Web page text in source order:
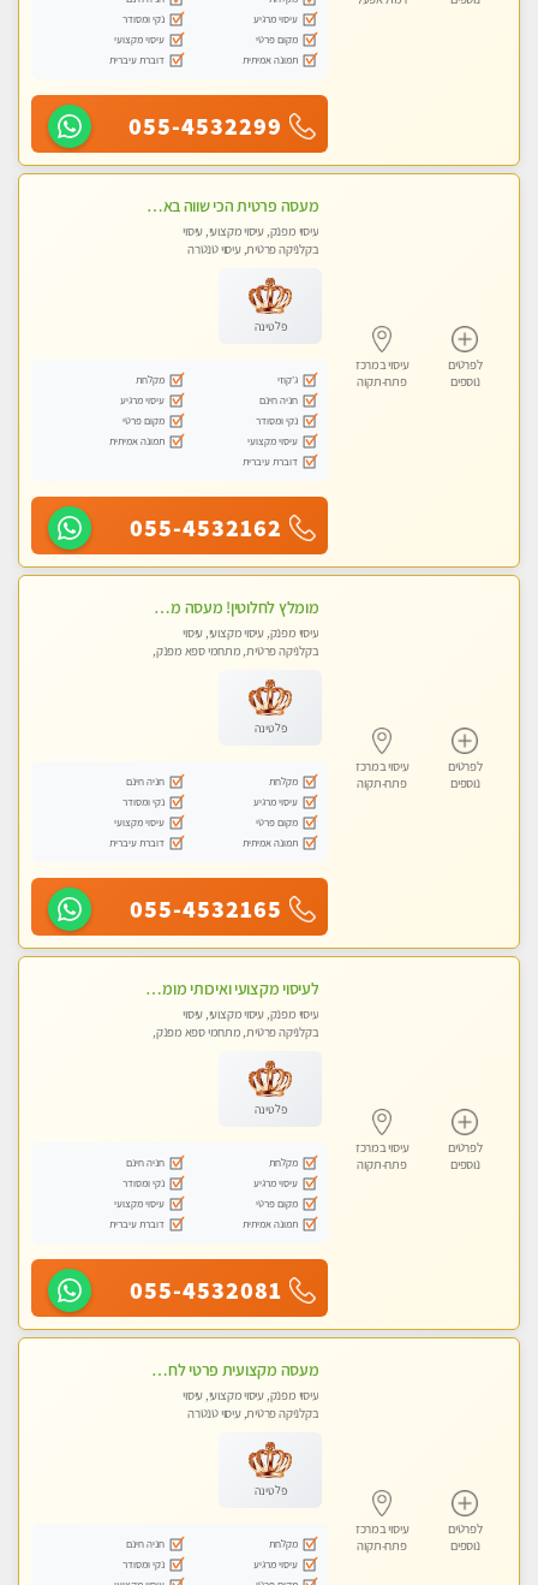
עיסוי מרגיע
נקי ומסודר
מקום פרטי
עיסוי מקצועי
תמונה אמיתית
דוברת עיברית
055-4532299
לפרטים
נוספים
עיסוי במרכז
פתח-תקוה
מעסה פרטית הכי שווה באזור המרכז!!!
עיסוי מפנק, עיסוי מקצועי, עיסוי
בקלניקה פרטית, עיסוי טנטרה
פלטינה
ג'קוזי
מקלחת
חניה חינם
עיסוי מרגיע
נקי ומסודר
מקום פרטי
עיסוי מקצועי
תמונה אמיתית
דוברת עיברית
055-4532162
לפרטים
נוספים
עיסוי במרכז
פתח-תקוה
מומלץ לחלוטין! מעסה מקצועית ואיכותית פרטי!!!
עיסוי מפנק, עיסוי מקצועי, עיסוי
בקלניקה פרטית, מתחמי ספא מפנק,
פלטינה
מקלחת
חניה חינם
עיסוי מרגיע
נקי ומסודר
מקום פרטי
עיסוי מקצועי
תמונה אמיתית
דוברת עיברית
055-4532165
לפרטים
נוספים
עיסוי במרכז
פתח-תקוה
לעיסוי מקצועי ואיכותי מומלץ מאוד!! ממתינה לך שתגיע , מעסה פרטית … ❤️
עיסוי מפנק, עיסוי מקצועי, עיסוי
בקלניקה פרטית, מתחמי ספא מפנק,
פלטינה
מקלחת
חניה חינם
עיסוי מרגיע
נקי ומסודר
מקום פרטי
עיסוי מקצועי
תמונה אמיתית
דוברת עיברית
055-4532081
לפרטים
נוספים
עיסוי במרכז
פתח-תקוה
מעסה מקצועית פרטי לחלוטין .ללא מין !!!
עיסוי מפנק, עיסוי מקצועי, עיסוי
בקלניקה פרטית, עיסוי טנטרה
פלטינה
מקלחת
חניה חינם
עיסוי מרגיע
נקי ומסודר